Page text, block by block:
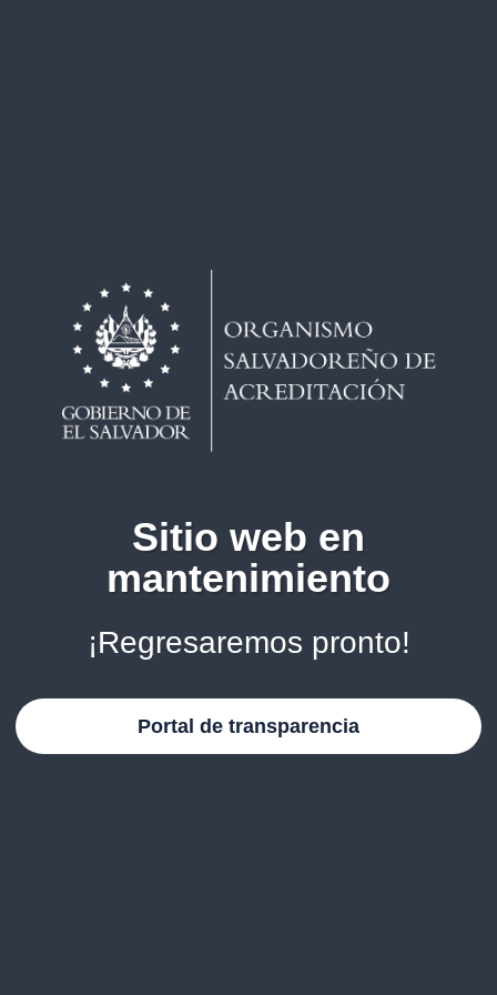
Sitio web en
mantenimiento
¡Regresaremos pronto!
Portal de transparencia